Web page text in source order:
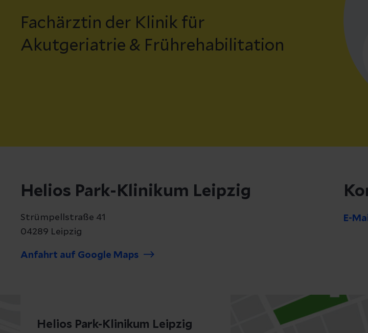
Fachärztin der Klinik für
Akutgeriatrie & Frührehabilitation
Helios Park-Klinikum Leipzig
Strümpellstraße 41
04289 Leipzig
Anfahrt auf Google Maps
E-
Helios Park-Klinikum Leipzig